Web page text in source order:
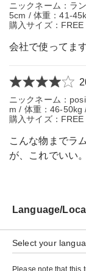
ニックネーム：ラ
5cm / 体重：41-
購入サイズ：
会社で使ってま
ニックネーム：
m / 体重：46-50kg
購入サイズ：
こんな物までラ
が、これでいい。
Language/
Select your
Please note that this